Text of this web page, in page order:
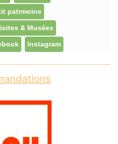
patrmoine
& Musées
Instagram